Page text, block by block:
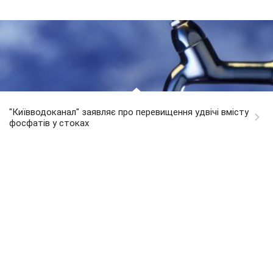
"Київводоканал" заявляє про перевищення удвічі вмісту
фосфатів у стоках